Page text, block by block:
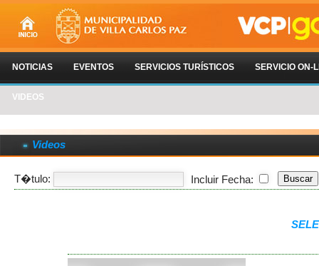
NOTICIAS EVENTOS SERVICIOS TURÍSTICOS SERVICIO ON-
VIDEOS
Videos
T�tulo: Incluir Fecha: